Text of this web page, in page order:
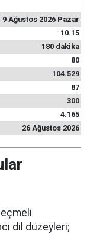
9 Ağustos 2026 Pazar
10.15
180 dakika
80
104.529
87
300
4.165
26 Ağustos 2026
dil düzeyleri;